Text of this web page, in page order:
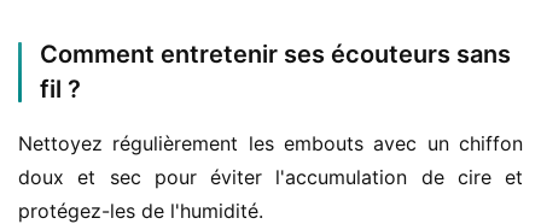
Comment entretenir ses écouteurs sans
fil ?
Nettoyez régulièrement les embouts avec un chiffon
doux et sec pour éviter l'accumulation de cire et
protégez-les de l'humidité.